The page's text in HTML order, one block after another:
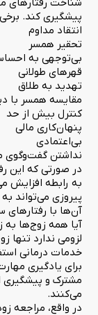
شناخت رفتارهای
پیشگیری کند.
انتقاد مداوم
تحقیر همسر
بی‌توجهی به
قهرهای طولانی
تهدید به طلاق
مقایسه همسر با
کنترل بیش از حد
پنهان‌کاری مالی
بی‌اعتمادی
نداشتن گفت‌وگوی
در صورتی که این
به رابطه افزایش
پیروزی می‌تواند
آن‌ها با رفتارهای
آیا همه زوج‌ها به
لزومی ندارد تنها
خدمات درمانی
برای یادگیری
مشترک و پیشگیری
می‌کنند.
در واقع، مراجعه